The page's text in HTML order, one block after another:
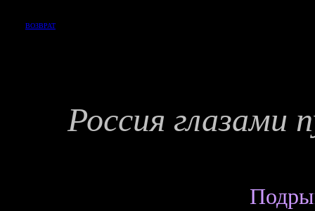
ВОЗВРАТ
Россия глазами